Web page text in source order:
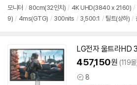
견
점
리
뷰
모니터 / 80cm(32인치) / 4K UHD(3840 x 2160) /
9) / 4ms(GTG) / 300nits / 3,500:1 / 틸트(상하) /
LG전자 울트라HD
457,150원 (119
상 8